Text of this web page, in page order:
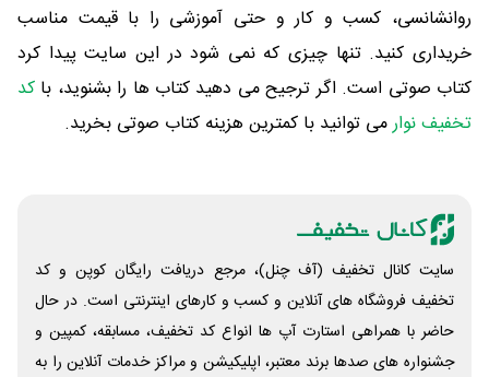
روانشانسی، کسب و کار و حتی آموزشی را با قیمت مناسب
خریداری کنید. تنها چیزی که نمی شود در این سایت پیدا کرد
کتاب صوتی است. اگر ترجیح می دهید کتاب ها را بشنوید، با کد
تخفیف نوارمی توانید با کمترین هزینه کتاب صوتی بخرید.
سایت کانال تخفیف (آف چنل)، مرجع دریافت رایگان کوپن و کد
تخفیف فروشگاه های آنلاین و کسب و‌ کارهای اینترنتی است. در حال
حاضر با همراهی استارت آپ ها انواع کد تخفیف، مسابقه، کمپین و
جشنواره های صدها برند معتبر، اپلیکیشن و مراکز خدمات آنلاین را به